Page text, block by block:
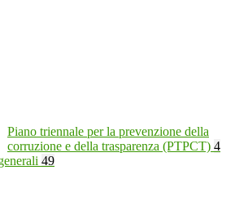
Piano triennale per la prevenzione della
corruzione e della trasparenza (PTPCT) 4
49